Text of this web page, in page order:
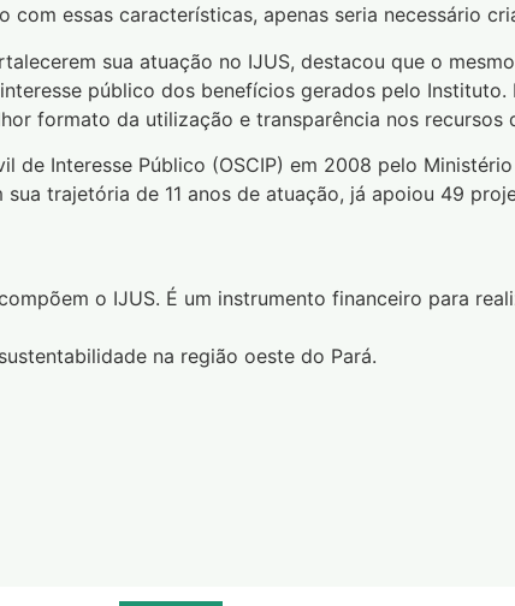
com essas características, apenas seria necessário
sua atuação no IJUS, destacou que o
público dos benefícios gerados pelo
formato da utilização e transparência nos recursos
de Interesse Público (OSCIP) em 2008 pelo
trajetória de 11 anos de atuação, já apoiou 49
o IJUS. É um instrumento financeiro para
na região oeste do Pará.